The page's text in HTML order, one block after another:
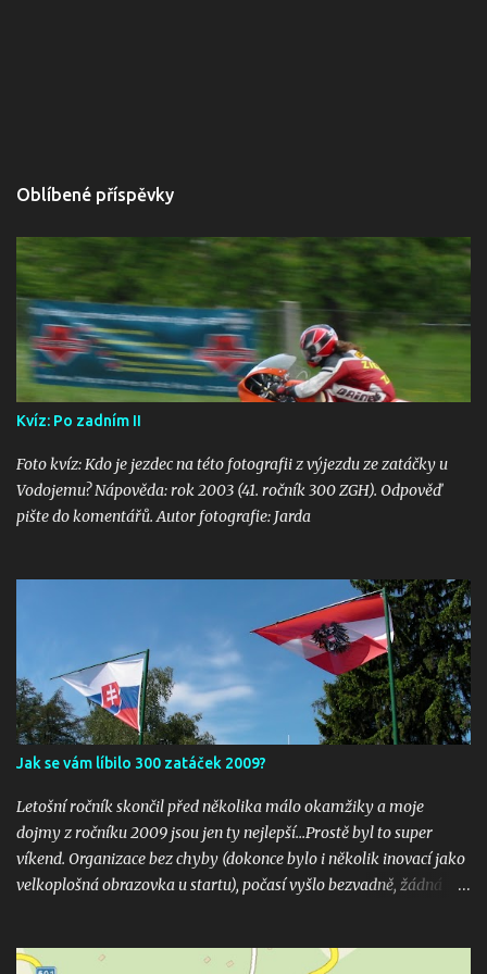
Oblíbené příspěvky
Kvíz: Po zadním II
Foto kvíz: Kdo je jezdec na této fotografii z výjezdu ze zatáčky u
Vodojemu? Nápověda: rok 2003 (41. ročník 300 ZGH). Odpověď
pište do komentářů. Autor fotografie: Jarda
Jak se vám líbilo 300 zatáček 2009?
Letošní ročník skončil před několika málo okamžiky a moje
dojmy z ročníku 2009 jsou jen ty nejlepší...Prostě byl to super
víkend. Organizace bez chyby (dokonce bylo i několik inovací jako
velkoplošná obrazovka u startu), počasí vyšlo bezvadně, žádná
email 300zatacek@gmail.com a podělte se s ostatními, budou